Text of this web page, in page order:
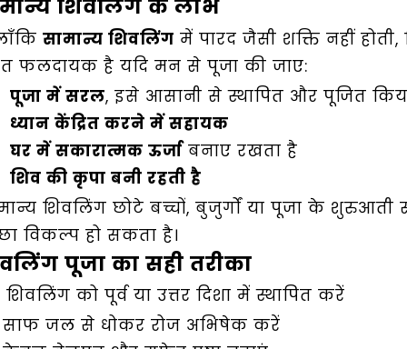
शिवलिंग के लाभ
सामान्य शिवलिंग में पारद जैसी शक्ति नहीं
फलदायक है यदि मन से पूजा की जाए:
पूजा में सरल, इसे आसानी से स्थापित और पूजित
ध्यान केंद्रित करने में सहायक
घर में सकारात्मक ऊर्जाबनाए रखता है
शिव की कृपा बनी रहती है
शिवलिंग छोटे बच्चों, बुजुर्गों या पूजा के
विकल्प हो सकता है।
पूजा का सही तरीका
शिवलिंग को पूर्व या उत्तर दिशा में स्थापित करें
साफ जल से धोकर रोज अभिषेक करें